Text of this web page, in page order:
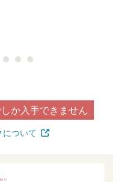
か入手できません
について